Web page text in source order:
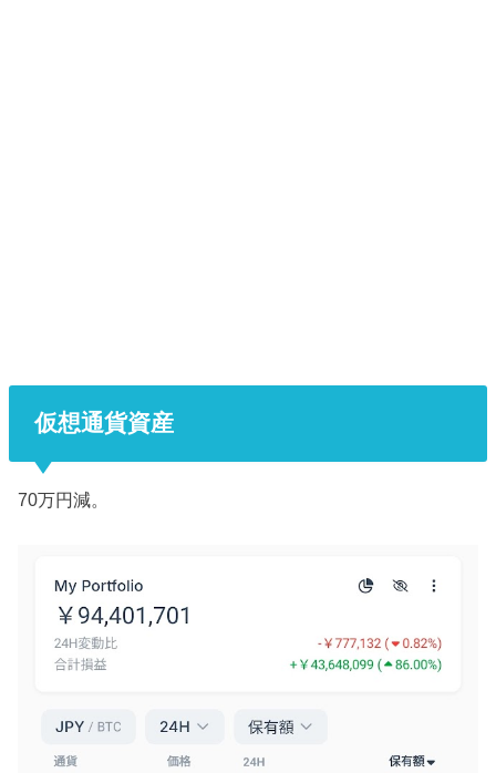
仮想通貨資産
70万円減。